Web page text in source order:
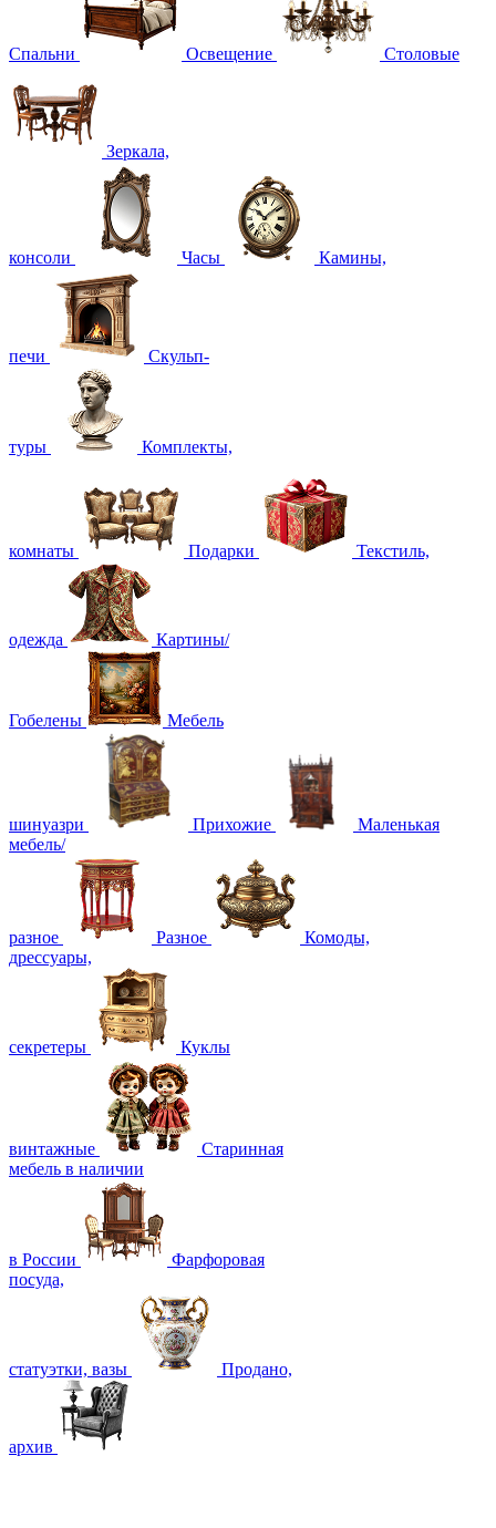
Спальни Освещение Столовые
Зеркала,
консоли Часы Камины,
печи Скульп-
туры Комплекты,
комнаты Подарки Текстиль,
одежда Картины/
Гобелены Мебель
шинуазри Прихожие
Маленькая
мебель/
разное Разное
Комоды,
дрессуары,
секретеры Куклы
винтажные
Старинная
мебель в наличии
в России
Фарфоровая
посуда,
статуэтки, вазы Продано,
архив